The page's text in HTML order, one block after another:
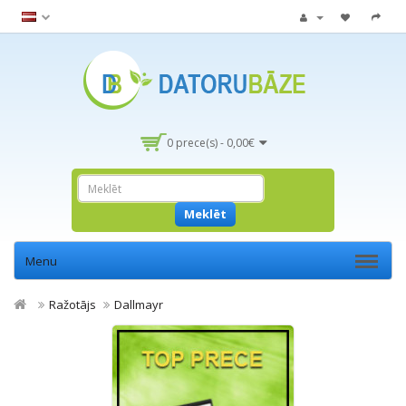
0 prece(s) - 0,00€
Meklēt
Menu
Ražotājs Dallmayr